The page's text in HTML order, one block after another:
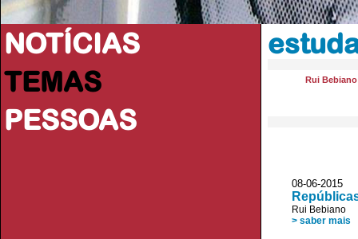
NOTÍCIAS
TEMAS
PESSOAS
Rui Bebiano
08-06-
Rui Bebiano
> saber mais